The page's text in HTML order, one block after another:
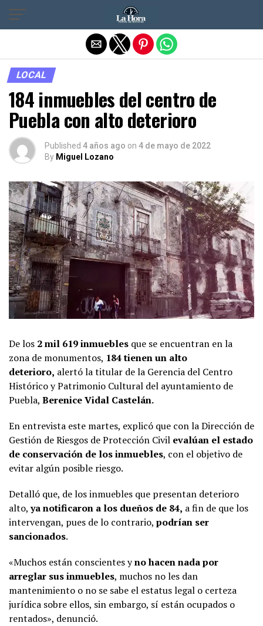
LOCAL
184 inmuebles del centro de
Puebla con alto deterioro
Published 4 años ago on 4 de mayo de 2022
By Miguel Lozano
De los 2 mil 619 inmuebles que se encuentran en la
zona de monumentos, 184 tienen un alto
deterioro, alertó la titular de la Gerencia del Centro
Histórico y Patrimonio Cultural del ayuntamiento de
Puebla, Berenice Vidal Castelán.
En entrevista este martes, explicó que con la Dirección de
Gestión de Riesgos de Protección Civil evalúan el estado
de conservación de los inmuebles, con el objetivo de
evitar algún posible riesgo.
Detalló que, de los inmuebles que presentan deterioro
alto,ya notificaron a los dueños de 84, a fin de que los
intervengan, pues de lo contrario, podrían ser
sancionados.
«Muchos están conscientes yno hacen nada por
arreglar sus inmuebles, muchos no les dan
mantenimiento o no se sabe el estatus legal o certeza
jurídica sobre ellos, sin embargo, sí están ocupados o
rentados», denunció.
Salir de la versión móvil